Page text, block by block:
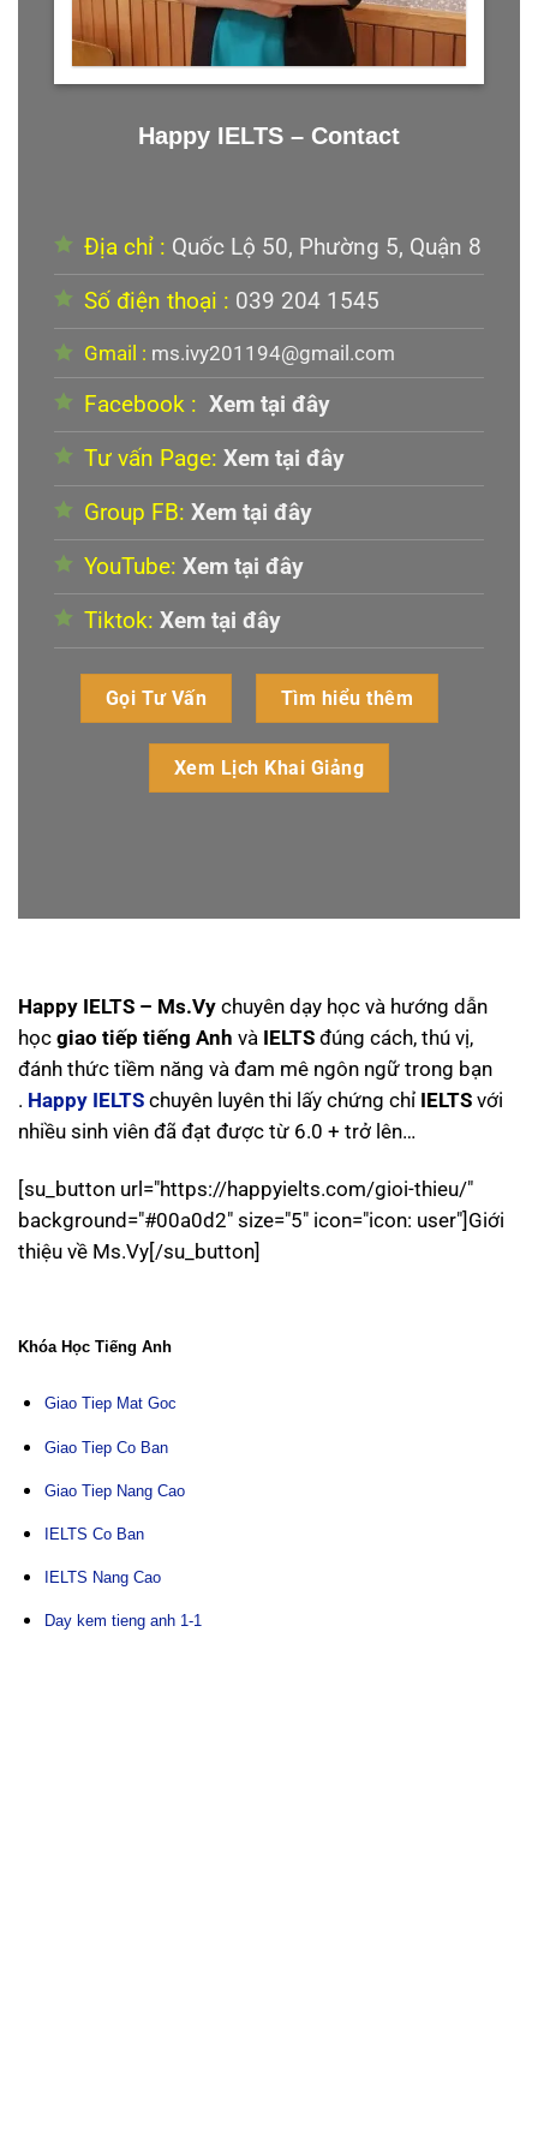
Happy IELTS – Contact
Địa chỉ : Quốc Lộ 50, Phường 5, Quận 8
Số điện thoại : 039 204 1545
Gmail : ms.ivy201194@gmail.com
Facebook : Xem tại đây
Tư vấn Page: Xem tại đây
Group FB: Xem tại đây
YouTube: Xem tại đây
Tiktok: Xem tại đây
Gọi Tư Vấn Tìm hiểu thêm
Xem Lịch Khai Giảng
Happy IELTS – Ms.Vy chuyên dạy học và hướng dẫn
học giao tiếp tiếng Anh và IELTS đúng cách, thú vị,
đánh thức tiềm năng và đam mê ngôn ngữ trong bạn
. Happy IELTS chuyên luyên thi lấy chứng chỉ IELTS với
nhiều sinh viên đã đạt được từ 6.0 + trở lên…
[su_button url="https://happyielts.com/gioi-thieu/"
background="#00a0d2" size="5" icon="icon: user"]Giới
thiệu về Ms.Vy[/su_button]
Khóa Học Tiếng Anh
Giao Tiep Mat Goc
Giao Tiep Co Ban
Giao Tiep Nang Cao
IELTS Co Ban
IELTS Nang Cao
Day kem tieng anh 1-1